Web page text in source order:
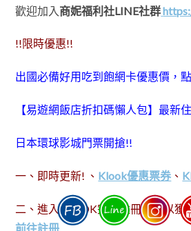
歡迎加入 商妮福利社LINE社群
!!限時優惠!!
出國必備好用吃到飽網卡優惠價，
【易遊網飯店折扣碼懶人包】最新
日本環球影城門票開搶!!
一、即時更新! 、 Klook優惠票券 、
二、進入KLOOK完成註冊，可以獲
前往註冊